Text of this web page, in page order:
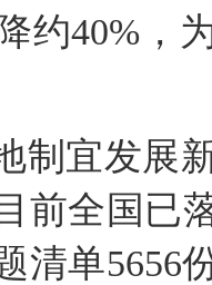
约40%，
制宜发展
前全国已
清单5656